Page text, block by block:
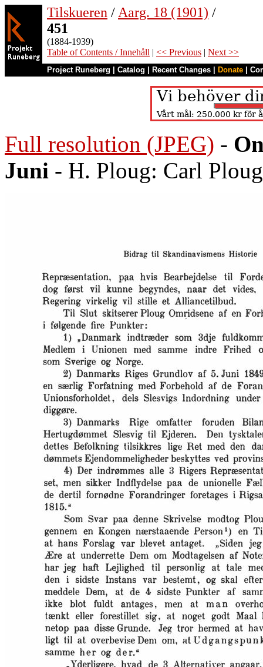
Tilskueren / Aarg. 18 (1901) /
451
(1884-1939)
Table of Contents / Innehåll | << Previous | Next >>
Project Runeberg Catalog Recent Changes Donate
Full resolution (JPEG) -
Juni - H. Ploug: Carl